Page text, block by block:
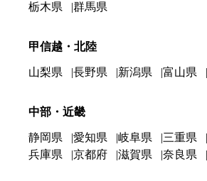
栃木県
群馬県
甲信越・北陸
山梨県 長野県 新潟県 富山県
中部・近畿
静岡県 愛知県 岐阜県 三重県
兵庫県
京都府 滋賀県 奈良県